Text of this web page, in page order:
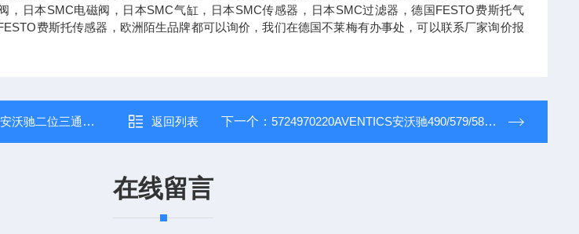
，日本SMC电磁阀，日本SMC气缸，日本SMC传感器，日本SMC过滤器，德国FESTO费斯托气
费斯托传感器，欧洲陌生品牌都可以询价，我们在德国不莱梅有办事处，可以联系厂家询价报
换向安全阀SV01系列 返回列表 下一个： 5724970220AVENTICS安沃驰490/579/589系列方向控制阀
在线留言